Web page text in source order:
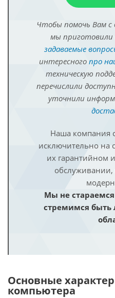
Чтобы помочь Вам
мы приготовили
задаваемые
интересного про
техническую
перечислили
уточнили
Наша компания
исключительно на
их гарантийном
Мы не
стремимся
Основные
компьютера